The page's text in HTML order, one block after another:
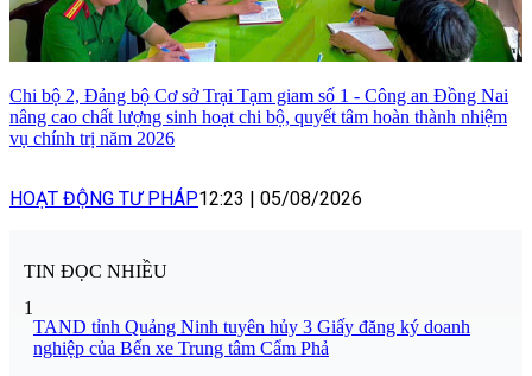
Chi bộ 2, Đảng bộ Cơ sở Trại Tạm giam số 1 - Công an Đồng Nai
nâng cao chất lượng sinh hoạt chi bộ, quyết tâm hoàn thành nhiệm
vụ chính trị năm 2026
HOẠT ĐỘNG TƯ PHÁP12:23 05/08/2026
TIN ĐỌC NHIỀU
1
TAND tỉnh Quảng Ninh tuyên hủy 3 Giấy đăng ký doanh
nghiệp của Bến xe Trung tâm Cẩm Phả